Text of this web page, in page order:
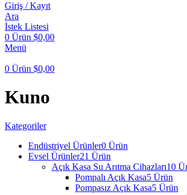
Giriş / Kayıt
Ara
İstek Listesi
0 Ürün $0,00
Menü
0 Ürün $0,00
Kuno
Kategoriler
Endüstriyel Ürünler0 Ürün
Evsel Ürünler21 Ürün
Açık Kasa Su Arıtma Cihazları10
Pompalı Açık Kasa5 Ürün
Pompasız Açık Kasa5 Ürün